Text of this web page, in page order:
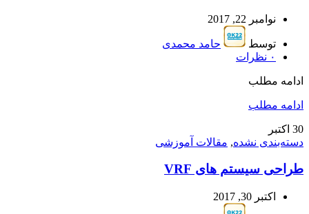
نوامبر 22, 2017
توسط
حامد محمدی
۰ نظرات
ادامه مطلب
ادامه مطلب
30 اکتبر
دسته‌بندی نشده, مقالات آموزشی
طراحی سیستم های VRF
اکتبر 30, 2017